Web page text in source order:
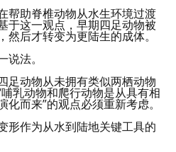
帮助脊椎动物从水生环境过渡
于这一观点，早期四足动物被
后才转变为更陆生的成体。
法。
足动物从未拥有类似两栖动物
乳动物和爬行动物是从具有相
而来”的观点必须重新考虑。
形作为从水到陆地关键工具的